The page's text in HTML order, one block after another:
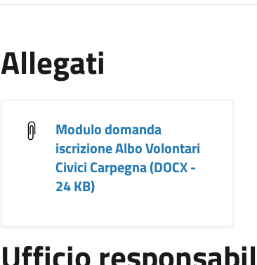
Allegati
Modulo domanda
iscrizione Albo Volontari
Civici Carpegna (DOCX -
24 KB)